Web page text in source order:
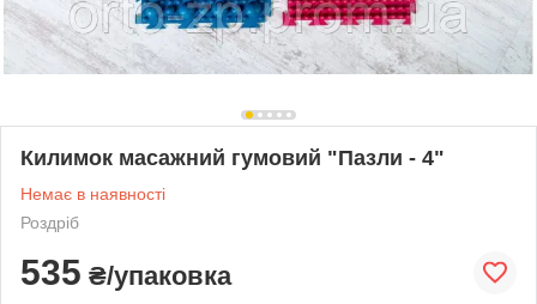
Килимок масажний гумовий "Пазли - 4"
Немає в наявності
Роздріб
535 ₴/упаковка